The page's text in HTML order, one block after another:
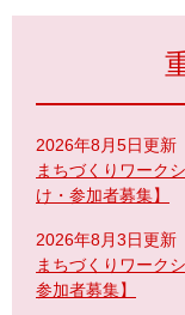
2026年8月5日更新
まちづくりワーク
け・参加者募集】
2026年8月3日更新
まちづくりワーク
参加者募集】